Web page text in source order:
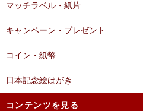
マッチラベル・紙片
キャンペーン・プレゼント
コイン・紙幣
日本記念絵はがき
コンテンツを見る